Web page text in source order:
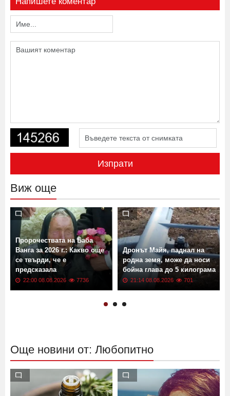
Изпрати
Виж още
Пророчествата на Баба
Ванга за 2026 г.: Какво още
се твърди, че е
предсказала
22:00 08.08.2026 7736
Дронът Майя, паднал на
родна земя, може да носи
бойна глава до 5 килограма
21:14 08.08.2026 701
Още новини от: Любопитно